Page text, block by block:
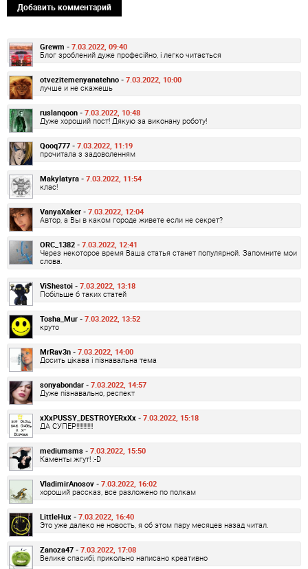
Добавить комментарий
Grewm - 7.03.2022, 09:40
Блог зроблений дуже професійно, і легко читається
otvezitemenyanatehno - 7.03.2022, 10:00
лучше и не скажешь
ruslanqoon - 7.03.2022, 10:48
Дуже хороший пост! Дякую за виконану роботу!
Qooq777 - 7.03.2022, 11:19
прочитала з задоволенням
Makylatyra - 7.03.2022, 11:54
клас!
VanyaXaker - 7.03.2022, 12:04
Автор, а Вы в каком городе живете если не секрет?
ORC_1382 - 7.03.2022, 12:41
Через некоторое время Ваша статья станет популярной. Запомните мои
слова.
ViShestoi - 7.03.2022, 13:18
Побільше б таких статей
Tosha_Mur - 7.03.2022, 13:52
круто
MrRav3n - 7.03.2022, 14:00
Досить цікава і пізнавальна тема
sonyabondar - 7.03.2022, 14:57
Дуже пізнавально, респект
xXxPUSSY_DESTROYERxXx - 7.03.2022, 15:18
ДА СУПЕР!!!!!!!!!!!!
mediumsms - 7.03.2022, 15:50
Каменты жгут! :-D
VladimirAnosov - 7.03.2022, 16:02
хороший рассказ, все разложено по полкам
LittleHux - 7.03.2022, 16:40
Это уже далеко не новость, я об этом пару месяцев назад читал.
Zanoza47 - 7.03.2022, 17:08
Велике спасибі, прикольно написано креативно